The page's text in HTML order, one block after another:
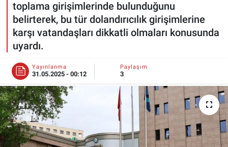
toplama girişimlerinde bulunduğunu
belirterek, bu tür dolandırıcılık girişimlerine
karşı vatandaşları dikkatli olmaları konusunda
uyardı.
Yayınlanma
31.05.2025 - 00:12
Paylaşım
3
YEMEK
ESKİŞEHİR NÖBETÇİ ECZANELER
Eskişehir Haber İçerikleri
Eskişehir Hava Durumu
Eskişehir Tramvay Saatleri
Eskişehir Otobüs Saatleri
Haber Arşivi